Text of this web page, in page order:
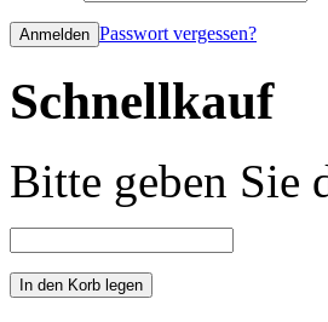
Passwort vergessen?
Schnellkauf
Bitte geben Sie